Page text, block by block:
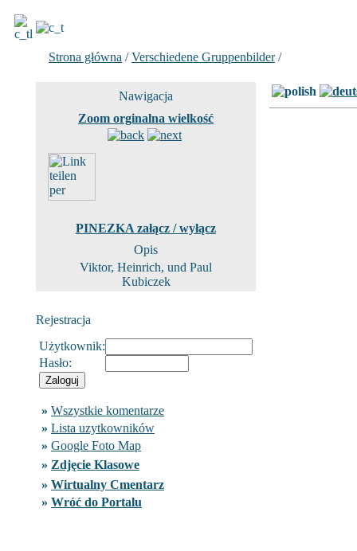
Strona główna /Verschiedene Gruppenbilder/
Nawigacja
Zoom orginalna wielkość
PINEZKA załącz / wyłącz
Opis
Viktor, Heinrich, und Paul
Kubiczek
Rejestracja
Użytkownik:
Hasło:
» Wszystkie komentarze
» Lista uzytkowników
» Google Foto Map
» Zdjęcie Klasowe
» Wirtualny Cmentarz
» Wróć do Portalu